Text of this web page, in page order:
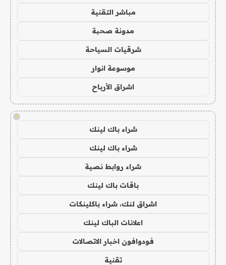
مباشر التقنية
مدونة صحبة
شرقيات السياحة
موسوعة انوار
اشراق الأرباح
!
شراء باك لينك
شراء باك لينك
شراء روابط نصية
باقات باك لينك
اشراق لنك، شراء باكلينكات
اعلانات الباك لينك
فودوافون اخبار الاتصالات
تقنية